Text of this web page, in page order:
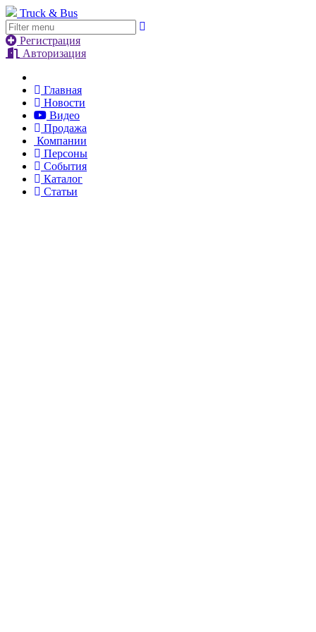
Truck & Bus
Регистрация
Авторизация
Главная
Новости
Видео
Продажа
Компании
Персоны
События
Каталог
Статьи